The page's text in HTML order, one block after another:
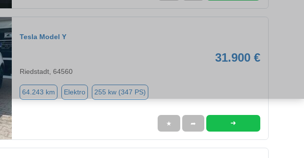
Tesla Model Y
31.900 €
Riedstadt, 64560
64.243 km Elektro 255 kw (347 PS)
★ ➦ ➜